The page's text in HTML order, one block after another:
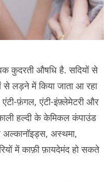
कुदरती औषधि है. सदियों से
से लड़ने में किया जाता आ रहा
फ़ंगल, एंटी-इंफ़्लेमेटरी और
हल्दी के केमिकल कंपाउंड
अस्थमा,
में काफ़ी फ़ायदेमंद हो सकते